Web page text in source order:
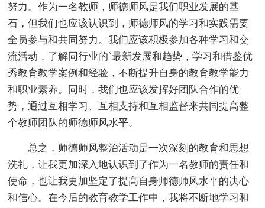
努力。作为一名教师，师德师风是我们职业发展的基
石，但我们也应该认识到，师德师风的学习和实践需要
全员参与和共同努力。我们应该积极参加各种学习和交
流活动，了解同行业的`最新发展和趋势，学习和借鉴优
秀教育教学案例和经验，不断提升自身的教育教学能力
和职业素养。同时，我们也应该发挥好团队合作的优
势，通过互相学习、互相支持和互相监督来共同提高整
个教师团队的师德师风水平。
总之，师德师风整治活动是一次深刻的教育和思想
洗礼，让我更加深入地认识到了作为一名教师的责任和
使命，也让我更加坚定了提高自身师德师风水平的决心
和信心。在今后的教育教学工作中，我将不断地学习和